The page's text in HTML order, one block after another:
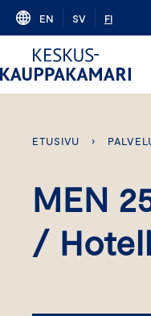
Skip
content
EN SV FI
ETUSIVU ›
MEN
/